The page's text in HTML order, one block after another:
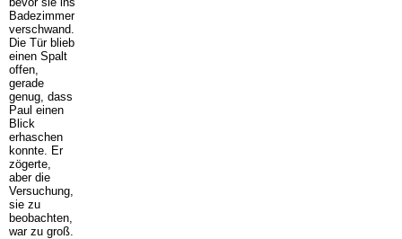
Badezimmer
verschwand.
Die Tür blieb
einen Spalt
offen,
gerade
genug, dass
Paul einen
Blick
erhaschen
konnte. Er
zögerte,
aber die
Versuchung,
sie zu
beobachten,
war zu groß.